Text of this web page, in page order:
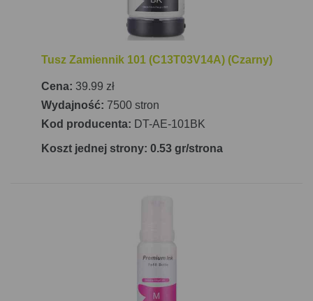
Tusz Zamiennik 101 (C13T03V14A) (Czarny)
Cena: 39.99 zł
Wydajność: 7500 stron
Kod producenta: DT-AE-101BK
Koszt jednej strony: 0.53 gr/strona